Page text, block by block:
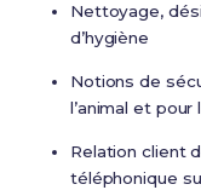
Nettoyage,
d’hygiène
Notions de
l’animal et pour
Relation client
téléphonique